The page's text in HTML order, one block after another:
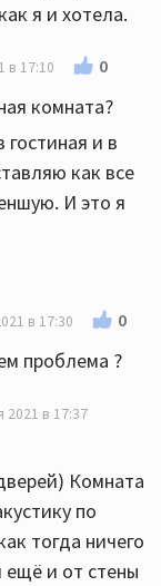
я и хотела.
в 17:10 0
комната?
и в
как все
И это я
в 17:30 0
проблема ?
2021 в 17:37
Комната
по
тогда ничего
ещё и от стены